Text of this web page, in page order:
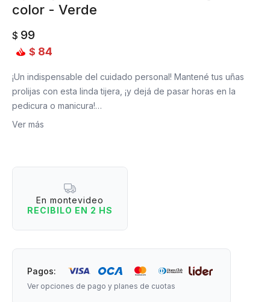
color - Verde
$ 99
$ 84
¡Un indispensable del cuidado personal! Mantené tus uñas
prolijas con esta linda tijera, ¡y dejá de pasar horas en la
pedicura o manicura!
Medidas: 9 cm de largo
Ver más
En montevideo
RECIBILO EN 2 HS
Pagos:
Ver opciones de pago y planes de cuotas